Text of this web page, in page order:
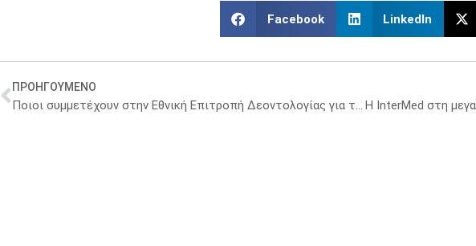
Facebook LinkedIn
ΠΡΟΗΓΟΥΜΕΝΟ
Ποιοι συμμετέχουν στην Εθνική Επιτροπή Δεοντολογίας για τις κλινικές μελέτες